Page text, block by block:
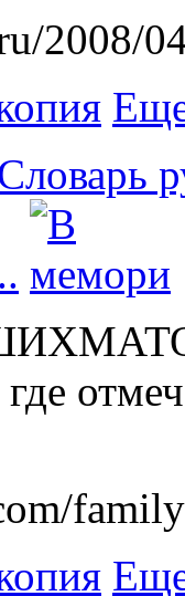
2008/